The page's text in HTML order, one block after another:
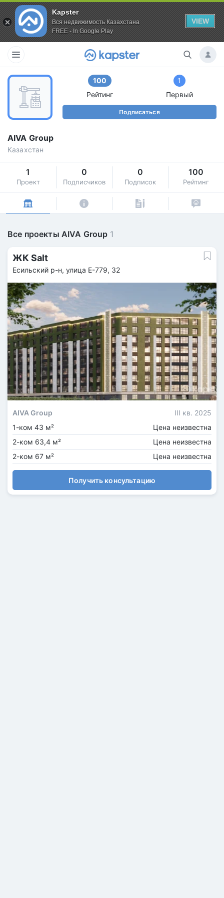
Kapster
Вся недвижимость Казахстана
FREE - In Google Play
VIEW
100
Рейтинг
1
Первый
Подписаться
AIVA Group
Казахстан
1
Проект
0
Подписчиков
0
Подписок
100
Рейтинг
Все проекты AIVA Group 1
ЖК Salt
Есильский р-н, улица Е-779, 32
AIVA Group
III кв. 2025
1-ком 43 м²
Цена неизвестна
2-ком 63,4 м²
Цена неизвестна
2-ком 67 м²
Цена неизвестна
Получить консультацию